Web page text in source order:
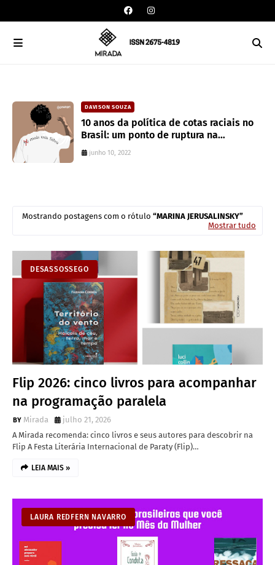
DAVISON SOUZA
10 anos da política de cotas raciais no
Brasil: um ponto de ruptura na
colonialidade
junho 10, 2022
Mostrando postagens com o rótulo
MARINA JERUSALINSKY
Mostrar tudo
DESASSOSSEGO
Flip 2026: cinco livros para acompanhar
na programação paralela
Mirada
julho 21, 2026
A Mirada recomenda: cinco livros e seus autores para descobrir na
Flip A Festa Literária Internacional de Paraty (Flip)…
LEIA MAIS »
LAURA REDFERN NAVARRO